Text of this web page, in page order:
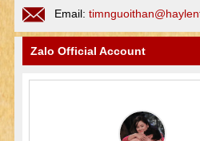
Email:
Zalo Official Account